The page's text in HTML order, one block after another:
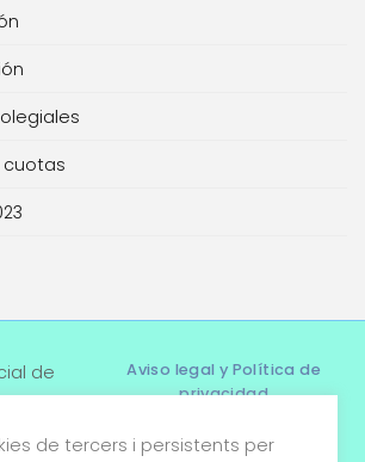
cuotas
de
Tots
Aviso legal y Política de
privacidad
Términos y condiciones
de tercers i persistents per